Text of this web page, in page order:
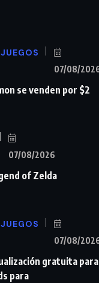
07/08/
se venden por $2
07/08/2026
of Zelda
07/08/
gratuita para
para